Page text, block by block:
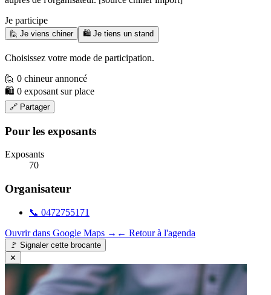
Je participe
🙋 Je viens chiner 🛍️ Je tiens un stand
Choisissez votre mode de participation.
🙋 0 chineur annoncé
🛍️ 0 exposant sur place
🔗 Partager
Pour les exposants
Exposants
70
Organisateur
📞 0472755171
Ouvrir dans Google Maps → ← Retour à l'agenda
🚩 Signaler cette brocante
✕